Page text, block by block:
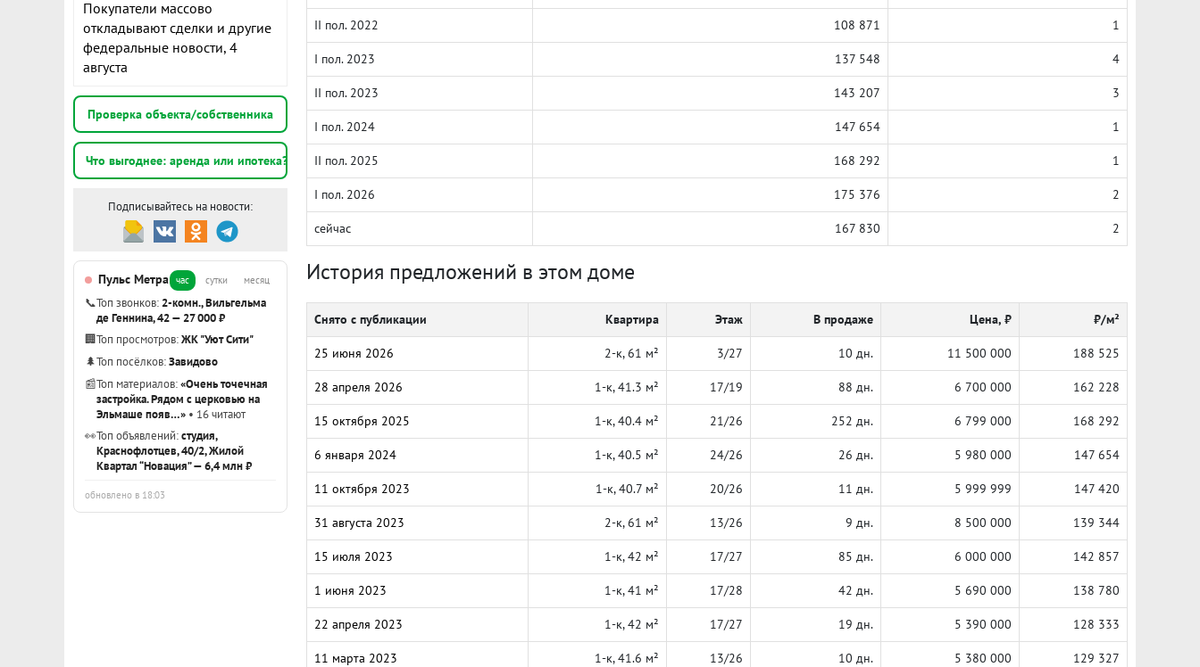
Покупатели массово
откладывают сделки и другие
федеральные новости, 4
августа
Проверка объекта/собственника
Что выгоднее: аренда или ипотека?
Подписывайтесь на новости:
Пульс Метра час сутки месяц
📞Топ звонков: 2-комн., Вильгельма
де Геннина, 42 — 27 000 ₽
🏢Топ просмотров:ЖК "Уют Сити"
🌲Топ посёлков:Завидово
📰Топ материалов:«Очень точечная
застройка. Рядом с церковью на
Эльмаше появ…» • 16 читают
👀Топ объявлений:студия,
Краснофлотцев, 40/2, Жилой
Квартал “Новация” — 6,4 млн ₽
обновлено в 18:03
II пол. 2022 108 871 1
I пол. 2023 137 548 4
II пол. 2023 143 207 3
I пол. 2024 147 654 1
II пол. 2025 168 292 1
I пол. 2026 175 376 2
сейчас 167 830 2
История предложений в этом доме
Снято с публикации Квартира Этаж В продаже Цена, ₽ ₽/м²
25 июня 2026 2-к, 61 м² 3/27 10 дн. 11 500 000 188 525
28 апреля 2026 1-к, 41.3 м² 17/19 88 дн. 6 700 000 162 228
15 октября 2025 1-к, 40.4 м² 21/26 252 дн. 6 799 000 168 292
6 января 2024 1-к, 40.5 м² 24/26 26 дн. 5 980 000 147 654
11 октября 2023 1-к, 40.7 м² 20/26 11 дн. 5 999 999 147 420
31 августа 2023 2-к, 61 м² 13/26 9 дн. 8 500 000 139 344
15 июля 2023 1-к, 42 м² 17/27 85 дн. 6 000 000 142 857
1 июня 2023 1-к, 41 м² 17/28 42 дн. 5 690 000 138 780
22 апреля 2023 1-к, 42 м² 17/27 19 дн. 5 390 000 128 333
11 марта 2023 1-к, 41.6 м² 13/26 10 дн. 5 380 000 129 327